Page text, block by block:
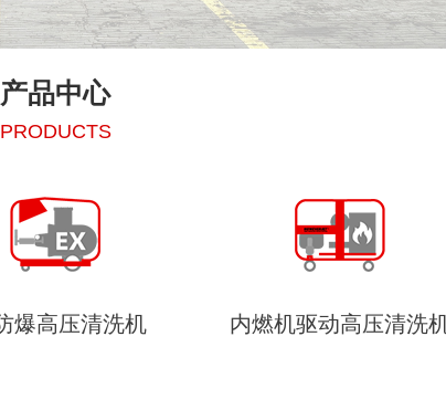
产品中心
PRODUCTS
驱动高压清洗机 高压热水清洗机